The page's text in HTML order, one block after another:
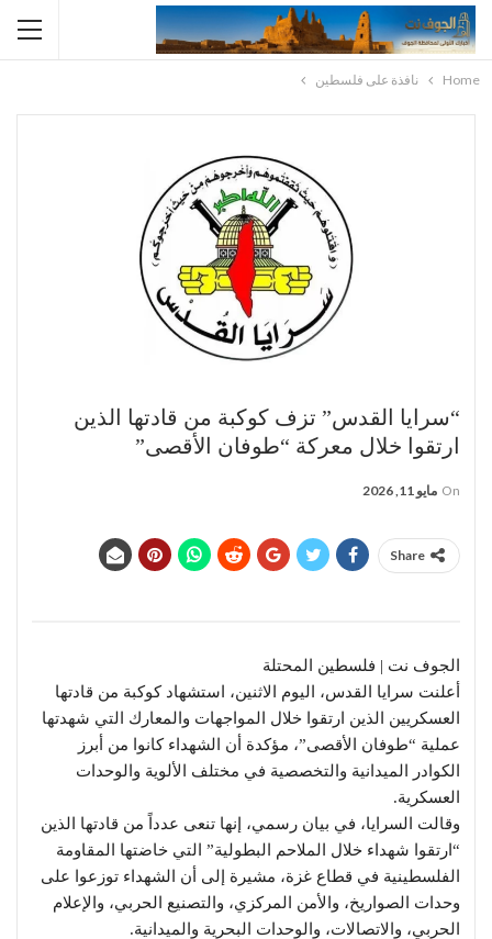
Home نافذة على فلسطين
“سرايا القدس” تزف كوكبة من قادتها الذين
ارتقوا خلال معركة “طوفان الأقصى”
On مايو 11, 2026
Share
الجوف نت | فلسطين المحتلة
أعلنت سرايا القدس، اليوم الاثنين، استشهاد كوكبة من قادتها
العسكريين الذين ارتقوا خلال المواجهات والمعارك التي شهدتها
عملية “طوفان الأقصى”، مؤكدة أن الشهداء كانوا من أبرز
الكوادر الميدانية والتخصصية في مختلف الألوية والوحدات
العسكرية.
وقالت السرايا، في بيان رسمي، إنها تنعى عدداً من قادتها الذين
“ارتقوا شهداء خلال الملاحم البطولية” التي خاضتها المقاومة
الفلسطينية في قطاع غزة، مشيرة إلى أن الشهداء توزعوا على
وحدات الصواريخ، والأمن المركزي، والتصنيع الحربي، والإعلام
الحربي، والاتصالات، والوحدات البحرية والميدانية.